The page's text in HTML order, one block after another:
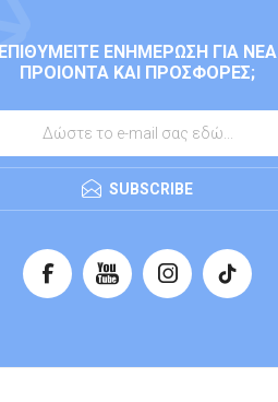
ΕΠΙΘΥΜΕΊΤΕ ΕΝΗΜΈΡΩΣΗ ΓΙΑ ΝΈΑ
ΠΡΟΙΌΝΤΑ ΚΑΙ ΠΡΟΣΦΟΡΈΣ;
SUBSCRIBE